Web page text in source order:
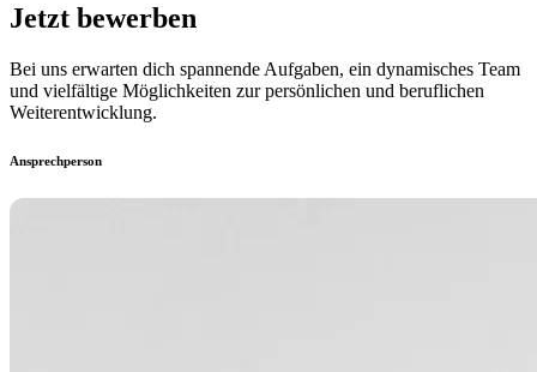
Jetzt bewerben
Bei uns erwarten dich spannende Aufgaben, ein dynamisches Team
und vielfältige Möglichkeiten zur persönlichen und beruflichen
Weiterentwicklung.
Ansprechperson